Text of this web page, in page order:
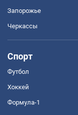
Запорожье
Черкассы
Спорт
Футбол
Хоккей
Формула-1